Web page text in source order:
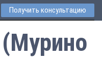
Получить консультацию